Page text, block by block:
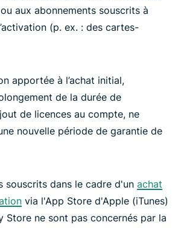
aux abonnements souscrits à
(p. ex. : des cartes-
apportée à l’achat initial,
de la durée de
de licences au compte, ne
nouvelle période de garantie de
souscrits dans le cadre d'un achat
via l'App Store d'Apple (iTunes)
Store ne sont pas concernés par la